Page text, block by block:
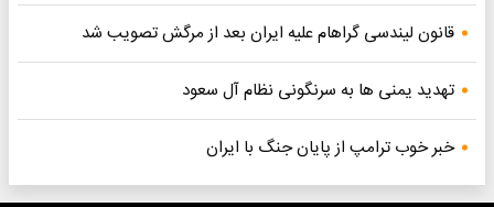
قانون لیندسی گراهام علیه ایران بعد از مرگش تصویب شد
تهدید یمنی ها به سرنگونی نظام آل سعود
خبر خوب ترامپ از پایان جنگ با ایران